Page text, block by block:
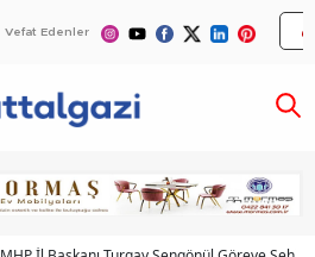
Vefat Edenler